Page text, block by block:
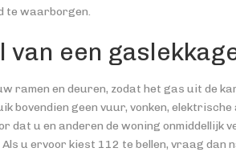
te waarborgen.
van een
ramen en deuren, zodat het gas uit de
bovendien geen vuur, vonken,
dat u en anderen de woning onmiddellijk
u ervoor kiest 112 te bellen, vraag dan